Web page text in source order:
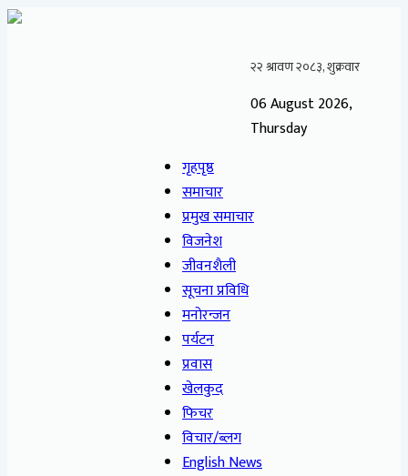
06 August 2026,
Thursday
गृहपृष्ठ
समाचार
प्रमुख समाचार
विजनेश
जीवनशैली
सूचना प्रविधि
मनोरन्जन
पर्यटन
प्रवास
खेलकुद
फिचर
विचार/ब्लग
English News